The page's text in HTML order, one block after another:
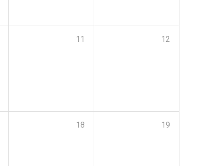
11 12
18 19